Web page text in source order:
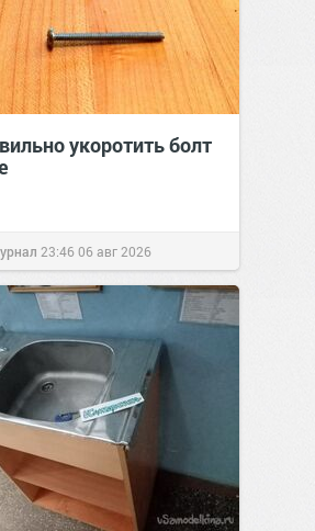
укоротить болт
23:4606 авг 2026